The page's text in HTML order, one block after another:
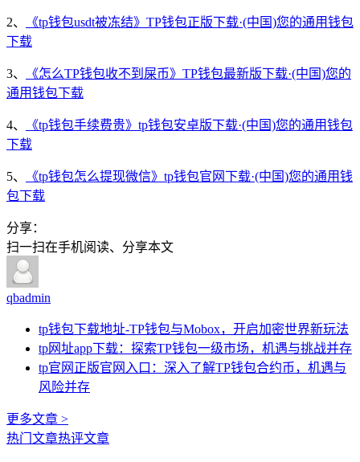
2、
《tp钱包usdt被冻结》TP钱包正版下载·(中国)您的通用钱包
下载
3、
《怎么TP钱包收不到屎币》TP钱包最新版下载·(中国)您的
通用钱包下载
4、
《tp钱包手续费贵》tp钱包安卓版下载·(中国)您的通用钱包
下载
5、
《tp钱包怎么提现微信》tp钱包官网下载·(中国)您的通用钱
包下载
分享：
扫一扫在手机阅读、分享本文
qbadmin
tp钱包下载地址-TP钱包与Mobox，开启加密世界新玩法
tp网址app下载：探索TP钱包一级市场，机遇与挑战并存
tp官网正版官网入口：深入了解TP钱包合约币，机遇与
风险并存
更多文章 >
热门文章热评文章